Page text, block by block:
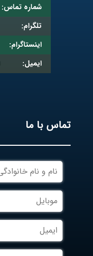
شماره تماس:
تلگرام:
اینستاگرام:
ایمیل:
تماس با ما